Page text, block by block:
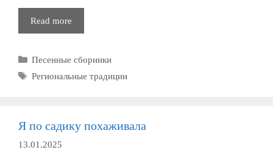
Read more
народные
Ярославской
области,
Рубрики
Песенные сборники
Метки
Региональные традиции
Я по садику похаживала
13.01.2025